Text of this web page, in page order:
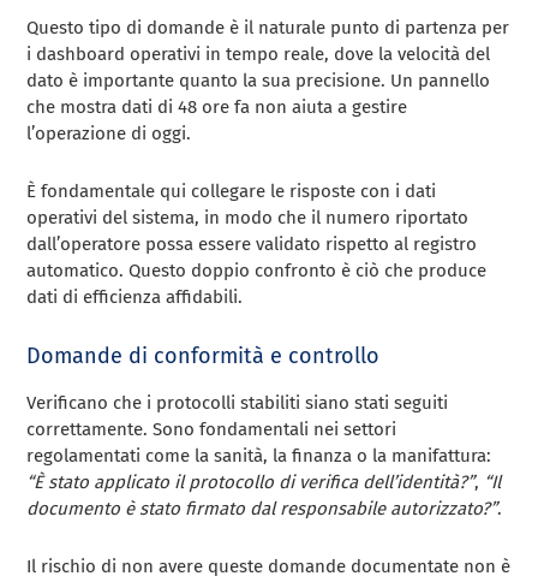
Questo tipo di domande è il naturale punto di partenza per
i dashboard operativi in tempo reale, dove la velocità del
dato è importante quanto la sua precisione. Un pannello
che mostra dati di 48 ore fa non aiuta a gestire
l’operazione di oggi.
È fondamentale qui collegare le risposte con i dati
operativi del sistema, in modo che il numero riportato
dall’operatore possa essere validato rispetto al registro
automatico. Questo doppio confronto è ciò che produce
dati di efficienza affidabili.
Domande di conformità e controllo
Verificano che i protocolli stabiliti siano stati seguiti
correttamente. Sono fondamentali nei settori
regolamentati come la sanità, la finanza o la manifattura:
“È stato applicato il protocollo di verifica dell’identità?”, “Il
documento è stato firmato dal responsabile autorizzato?”.
Il rischio di non avere queste domande documentate non è